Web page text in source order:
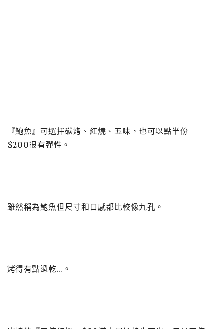
『鮑魚』可選擇碳烤、紅燒、五味，也可以點半份
$200很有彈性。
雖然稱為鮑魚但尺寸和口感都比較像九孔。
烤得有點過乾…。